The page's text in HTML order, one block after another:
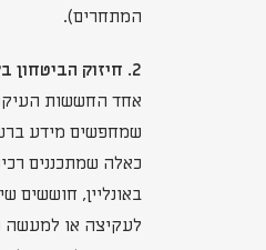
המתחרים).
2. חיזוק הביטחון בקיום החברה-
אחד החששות
שמחפשים מידע
כאלה שמתכננים
באונליין, חוששים
לעקיצה או למעשה